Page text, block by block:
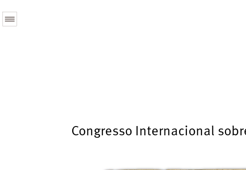
Congresso Internacional